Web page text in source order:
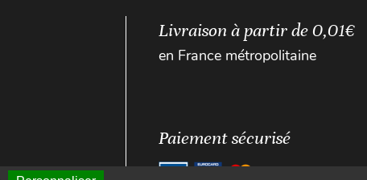
Livraison à partir de 0,01€
en France métropolitaine
Paiement sécurisé